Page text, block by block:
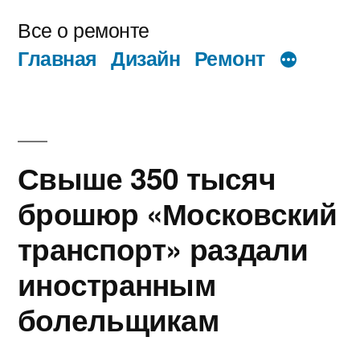
содержимому
Все о ремонте
Главная Дизайн Ремонт
Свыше 350 тысяч
брошюр «Московский
транспорт» раздали
иностранным
болельщикам